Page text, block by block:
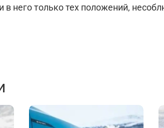
в него только тех положений,